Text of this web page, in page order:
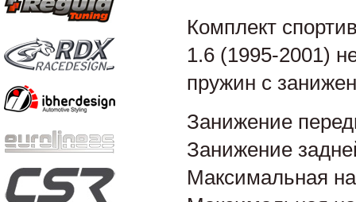
Комплект
1.6 (1995-2001)
пружин с
Занижение
Занижение
Максимальная